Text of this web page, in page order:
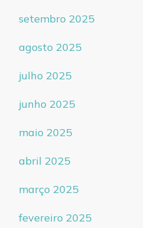
setembro 2025
agosto 2025
julho 2025
junho 2025
maio 2025
abril 2025
março 2025
fevereiro 2025